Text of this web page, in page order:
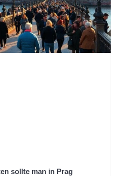
sollte man in Prag